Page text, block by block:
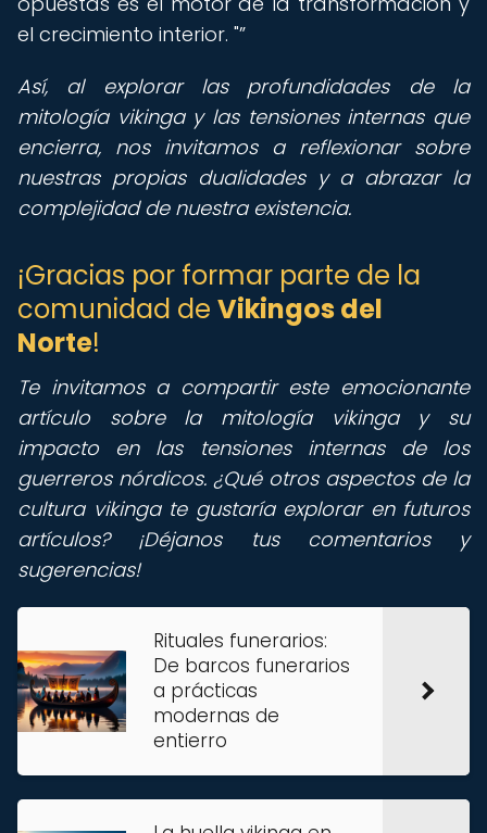
el crecimiento interior. "
Así, al explorar las profundidades de la
mitología vikinga y las tensiones internas que
encierra, nos invitamos a reflexionar sobre
nuestras propias dualidades y a abrazar la
complejidad de nuestra existencia.
¡Gracias por formar parte de la
comunidad de Vikingos del
Norte!
Te invitamos a compartir este emocionante
artículo sobre la mitología vikinga y su
impacto en las tensiones internas de los
guerreros nórdicos. ¿Qué otros aspectos de la
cultura vikinga te gustaría explorar en futuros
artículos? ¡Déjanos tus comentarios y
sugerencias!
Rituales funerarios:
De barcos funerarios
a prácticas
modernas de
entierro